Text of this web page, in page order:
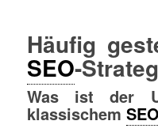
Häufig
SEO-
Was ist der
klassischem SEO